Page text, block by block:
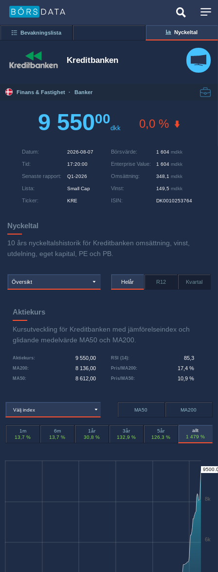
Bevakningslista Nyckeltal
Kreditbanken
Finans & Fastighet · Banker
9 55000
dkk 0,0 %
Datum: 2026-08-07
Tid: 17:20:00
Senaste rapport: Q1-2026
Lista: Small Cap
Ticker: KRE
Börsvärde: 1 604 mdkk
Enterprise Value: 1 604 mdkk
Omsättning: 348,1 mdkk
Vinst: 149,5 mdkk
ISIN: DK0010253764
Nyckeltal
10 års nyckeltalshistorik för Kreditbanken omsättning, vinst,
utdelning, eget kapital, PE och PB.
Översikt Helår R12 Kvartal
Aktiekurs
Kursutveckling för Kreditbanken med jämförelseindex och
glidande medelvärde MA50 och MA200.
Aktiekurs: 9 550,00
MA50: 8 612,00
MA200: 8 136,00 Pris/MA200: 17,4 %
RSI (14): 85,3
Pris/MA50: 10,9 %
Välj index MA50 MA200
1m
13,7 %
6m
13,7 %
1år
30,8 %
3år
132,9 %
5år
126,3 %
allt
1 479 %
6k
8k